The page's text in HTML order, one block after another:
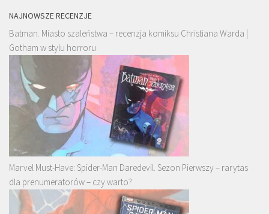
NAJNOWSZE RECENZJE
Batman. Miasto szaleństwa – recenzja komiksu Christiana Warda |
Gotham w stylu horroru
Marvel Must-Have: Spider-Man Daredevil. Sezon Pierwszy – rarytas
dla prenumeratorów – czy warto?